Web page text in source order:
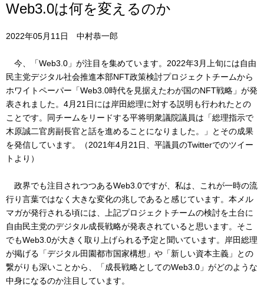
Web3.0は何を変えるのか
2022年05月11日 中村恭一郎
今、「Web3.0」が注目を集めています。2022年3月上旬には自由
民主党デジタル社会推進本部NFT政策検討プロジェクトチームから
ホワイトペーパー「Web3.0時代を見据えたわが国のNFT戦略」が発
表されました。4月21日には岸田総理に対する説明も行われたとの
ことです。同チームをリードする平将明衆議院議員は「総理指示で
木原誠二官房副長官と話を進めることになりました。」とその成果
を発信しています。（2021年4月21日、平議員のTwitterでのツイー
トより）
政界でも注目されつつあるWeb3.0ですが、私は、これが一時の流
行り言葉ではなく大きな変化の兆しであると感じています。本メル
マガが発行される頃には、上記プロジェクトチームの検討を土台に
自由民主党のデジタル成長戦略が発表されていると思います。そこ
でもWeb3.0が大きく取り上げられる予定と聞いています。岸田総理
が掲げる「デジタル田園都市国家構想」や「新しい資本主義」との
繋がりも深いことから、「成長戦略としてのWeb3.0」がどのような
中身になるのか注目しています。